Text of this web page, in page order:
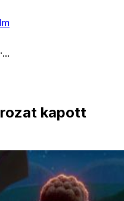
·...
kapott